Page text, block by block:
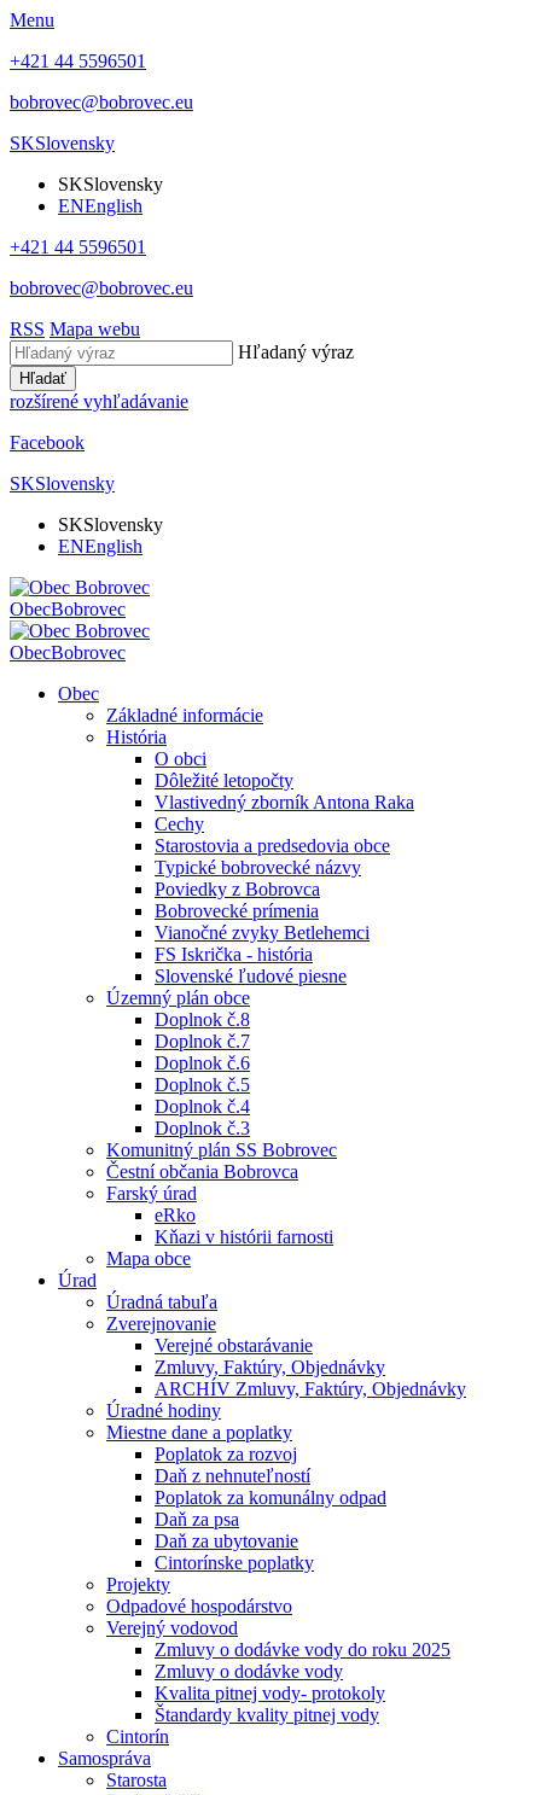
Menu
+421 44 5596501
bobrovec@bobrovec.eu
SKSlovensky
SKSlovensky
ENEnglish
+421 44 5596501
bobrovec@bobrovec.eu
RSS Mapa webu
Hľadaný výraz
Hľadať
rozšírené vyhľadávanie
Facebook
SKSlovensky
SKSlovensky
ENEnglish
ObecBobrovec
ObecBobrovec
Obec
Základné informácie
História
O obci
Dôležité letopočty
Vlastivedný zborník Antona Raka
Cechy
Starostovia a predsedovia obce
Typické bobrovecké názvy
Poviedky z Bobrovca
Bobrovecké prímenia
Vianočné zvyky Betlehemci
FS Iskrička - história
Slovenské ľudové piesne
Územný plán obce
Doplnok č.8
Doplnok č.7
Doplnok č.6
Doplnok č.5
Doplnok č.4
Doplnok č.3
Komunitný plán SS Bobrovec
Čestní občania Bobrovca
Farský úrad
eRko
Kňazi v histórii farnosti
Mapa obce
Úrad
Úradná tabuľa
Zverejnovanie
Verejné obstarávanie
Zmluvy, Faktúry, Objednávky
ARCHÍV Zmluvy, Faktúry, Objednávky
Úradné hodiny
Miestne dane a poplatky
Poplatok za rozvoj
Daň z nehnuteľností
Poplatok za komunálny odpad
Daň za psa
Daň za ubytovanie
Cintorínske poplatky
Projekty
Odpadové hospodárstvo
Verejný vodovod
Zmluvy o dodávke vody do roku 2025
Zmluvy o dodávke vody
Kvalita pitnej vody- protokoly
Štandardy kvality pitnej vody
Cintorín
Samospráva
Starosta